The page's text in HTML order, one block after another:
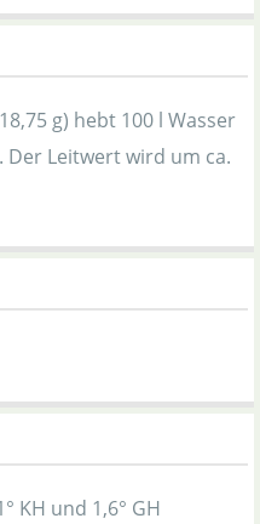
g) hebt 100 l Wasser
Der Leitwert wird um ca.
KH und 1,6° GH